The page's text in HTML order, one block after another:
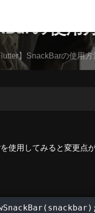
の使用
】SnackBarの使用方
使用してみると変更点